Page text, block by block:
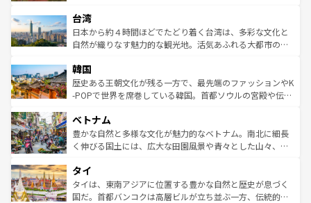
ならではの贅沢な旅のスタイルだ。 なお、新着のアメリカ
情報はコンテンツ一覧を参照してほしい。
れるおもてなしの心で訪れる人々を迎えてくれるハワイの
人々、おいしいローカルフードやハワイアンミュージッ
ク、伝統的なフラダンスなど、すべてがハワイの魅力を彩
ワイを、存分に味わってほしい。 なお、新着のハワイ情報
はコンテンツ一覧を参照してほしい。
リアリーフや大陸中央部にそびえるウルル（エアーズロッ
ク）、タスマニアの美しい原生林やケアンズの熱帯雨林な
ど、見どころがたくさん。また、カフェやワイン、オージ
いる。アクティビティも充実しており、サーフィンやダイ
ビング、ハイキングなど、アウトドア好きにはたまらな
い。オーストラリアの多彩な魅力を存分に味わいつくそ
参照してほしい。
台湾
日本から約４時間ほどでたどり着く台湾は、多彩な文化と
自然が織りなす魅力的な観光地。活気あふれる大都市の台
ン）、静ひつな山岳地帯である台湾東部など、都市の喧騒
と山間の静けさが共存しており、訪れる人に新しい発見と
驚きをもたらしてくれる。また、奥深い台湾の食文化も魅
容にもいいと評判のスイーツなど、バラエティ豊かな料理
が味わえる。 なお、新着の台湾情報は コンテンツ一覧を参
照してほしい。
韓国
歴史ある王朝文化が残る一方で、最先端のファッションやK
-POPで世界を席巻している韓国。首都ソウルの宮殿や伝統
き、地方に足を延ばせば四季折々の自然美を楽しむことが
できる。そして、キムチや焼肉、絶品のストリートフード
まで、さまざまな韓国料理が待っている。夜には、韓国な
リティに包まれながら、韓国の多彩な魅力を心ゆくまで味
わってみてほしい。 なお、新着の韓国情報はコンテンツ一
覧を参照してほしい。
ベトナム
豊かな自然と多様な文化が魅力的なベトナム。南北に細長
く伸びる国土には、広大な田園風景や青々とした山々、世
急速な発展と共に伝統が息づく。ハノイの古い町並みやホ
ーチミン市のフランス統治時代の建物も、独特の雰囲気を
醸し出している。また、バラエティの豊かさとおいしさで
タイ
タイは、東南アジアに位置する豊かな自然と歴史が息づく
国だ。首都バンコクは高層ビルが立ち並ぶ一方、伝統的な